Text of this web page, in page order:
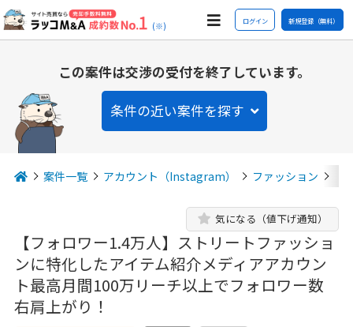
(※) ログイン 新規登録（無料）
この案件は交渉の受付を終了しています。
条件の近い案件を探す
案件一覧 アカウント（Instagram） ファッション
【フォロワー1.4万人】ストリートファッショ
ンに特化したアイテム紹介メディアアカウン
ト最高月間100万リーチ以上でフォロワー数
右肩上がり！
気になる（値下げ通知）